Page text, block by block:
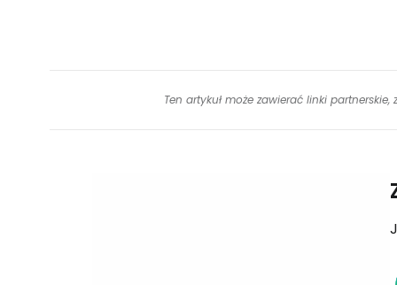
Ten artykuł może zawierać linki